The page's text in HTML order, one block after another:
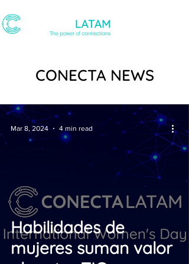
CONECTA NEWS
Habilidades de
mujeres suman valor
Mar 8, 2024 4 min read